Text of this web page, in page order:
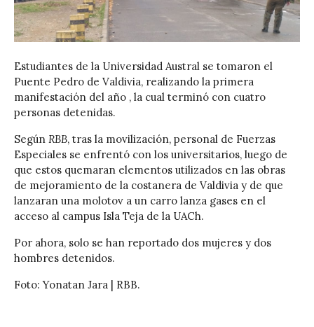
Estudiantes de la Universidad Austral se tomaron el
Puente Pedro de Valdivia, realizando la primera
manifestación del año , la cual terminó con cuatro
personas detenidas.
Según RBB, tras la movilización, personal de Fuerzas
Especiales se enfrentó con los universitarios, luego de
que estos quemaran elementos utilizados en las obras
de mejoramiento de la costanera de Valdivia y de que
lanzaran una molotov a un carro lanza gases en el
acceso al campus Isla Teja de la UACh.
Por ahora, solo se han reportado dos mujeres y dos
hombres detenidos.
Foto: Yonatan Jara | RBB.